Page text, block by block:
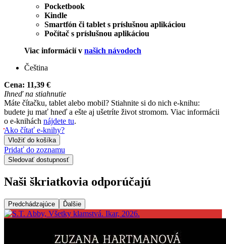
Pocketbook
Kindle
Smartfón či tablet s príslušnou aplikáciou
Počítač s príslušnou aplikáciou
Viac informácií v našich návodoch
Čeština
Cena: 11,39 €
Ihneď na stiahnutie
Máte čítačku, tablet alebo mobil? Stiahnite si do nich e-knihu:
budete ju mať hneď a ešte aj ušetríte život stromom. Viac informácii
o e-knihách nájdete tu.
Ako čítať e-knihy?
Vložiť do košíka
Pridať do zoznamu
Sledovať dostupnosť
Naši škriatkovia odporúčajú
Predchádzajúce Ďalšie